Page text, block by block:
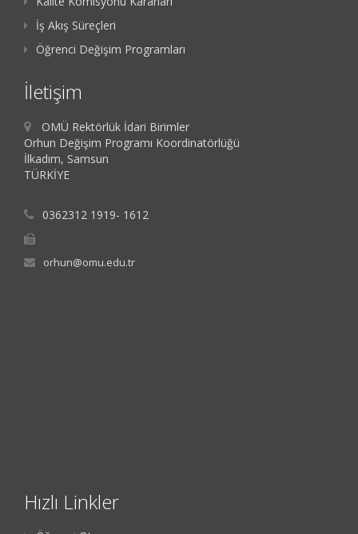
İş Akış Süreçleri
Öğrenci Değişim Programları
İletişim
OMÜ Rektörlük İdari Birimler
Orhun Değişim Programı Koordinatörlüğü
İlkadım, Samsun
TÜRKİYE
0362312 1919- 1612
orhun@omu.edu.tr
Hızlı Linkler